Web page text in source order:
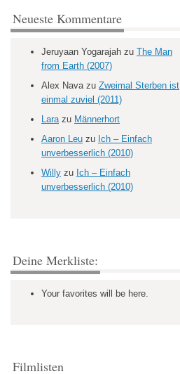
Neueste Kommentare
Jeruyaan Yogarajah zu The Man
from Earth (2007)
Alex Navazu Zweimal Sterben ist
einmal zuviel (2011)
Larazu Männerhort
Aaron Leu zu Ich – Einfach
unverbesserlich (2010)
Willy zu Ich – Einfach
unverbesserlich (2010)
Deine Merkliste:
Your favorites will be here.
Filmlisten